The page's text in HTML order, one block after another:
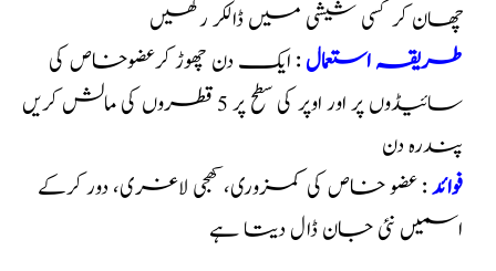
چھان کر کسی شیشی میں ڈالکر رکھیں
طریقہ استعمال: ایک دن چھوڑ کرعضوخاص کی
سائیڈوں پر اور اوپر کی سطح پر 5 قطروں کی مالش کریں
پندرہ دن
فوائد: عضو خاص کی کمزوری، کھجی لاغری، دور کرکے
اسمیں نئی جان ڈال دیتا ہے